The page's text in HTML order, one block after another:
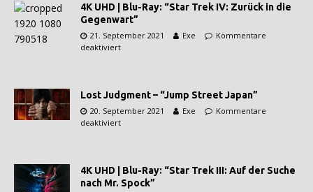
4K UHD | Blu-Ray: “Star Trek IV: Zurück in die
Gegenwart”
21. September 2021 Exe
Kommentare
deaktiviert
Lost Judgment – “Jump Street Japan”
20. September 2021 Exe
Kommentare
deaktiviert
4K UHD | Blu-Ray: “Star Trek III: Auf der Suche
nach Mr. Spock”